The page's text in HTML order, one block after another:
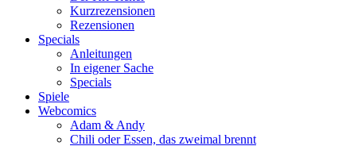
Kurzrezensionen
Rezensionen
Specials
Anleitungen
In eigener Sache
Specials
Spiele
Webcomics
Adam & Andy
Chili oder Essen, das zweimal brennt